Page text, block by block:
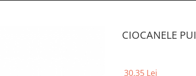
CIOCANELE
30,35 Lei